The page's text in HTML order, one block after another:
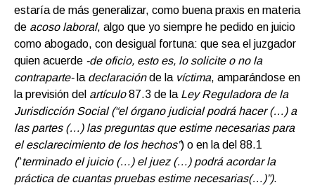
estaría de más generalizar, como buena praxis en materia
de acoso laboral, algo que yo siempre he pedido en juicio
como abogado, con desigual fortuna: que sea el juzgador
quien acuerde -de oficio, esto es, lo solicite o no la
contraparte-la declaraciónde la víctima, amparándose en
la previsión del artículo87.3 de la Ley Reguladora de la
Jurisdicción Social (“el órgano judicial podrá hacer (…) a
las partes (…) las preguntas que estime necesarias para
el esclarecimiento de los hechos”) o en la del 88.1
(“terminado el juicio (…) el juez (…) podrá acordar la
práctica de cuantas pruebas estime necesarias(…)”).